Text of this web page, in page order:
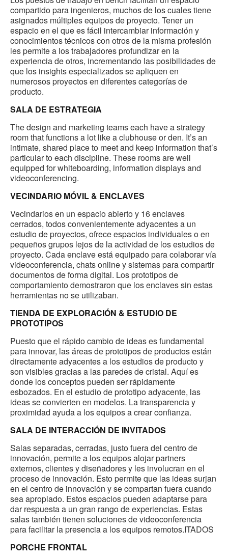
compartido para ingenieros, muchos de los cuales tiene
asignados múltiples equipos de proyecto. Tener un
espacio en el que es fácil intercambiar información y
conocimientos técnicos con otros de la misma profesión
les permite a los trabajadores profundizar en la
experiencia de otros, incrementando las posibilidades de
que los insights especializados se apliquen en
numerosos proyectos en diferentes categorías de
producto.
SALA DE ESTRATEGIA
The design and marketing teams each have a strategy
room that functions a lot like a clubhouse or den. It’s an
intimate, shared place to meet and keep information that’s
particular to each discipline. These rooms are well
equipped for whiteboarding, information displays and
videoconferencing.
VECINDARIO MÓVIL & ENCLAVES
Vecindarios en un espacio abierto y 16 enclaves
cerrados, todos convenientemente adyacentes a un
estudio de proyectos, ofrece espacios individuales o en
pequeños grupos lejos de la actividad de los estudios de
proyecto. Cada enclave está equipado para colaborar vía
videoconferencia, chats online y sistemas para compartir
documentos de forma digital. Los prototipos de
comportamiento demostraron que los enclaves sin estas
herramientas no se utilizaban.
TIENDA DE EXPLORACIÓN & ESTUDIO DE
PROTOTIPOS
Puesto que el rápido cambio de ideas es fundamental
para innovar, las áreas de prototipos de productos están
directamente adyacentes a los estudios de producto y
son visibles gracias a las paredes de cristal. Aquí es
donde los conceptos pueden ser rápidamente
esbozados. En el estudio de prototipo adyacente, las
ideas se convierten en modelos. La transparencia y
proximidad ayuda a los equipos a crear confianza.
SALA DE INTERACCIÓN DE INVITADOS
Salas separadas, cerradas, justo fuera del centro de
innovación, permite a los equipos alojar partners
externos, clientes y diseñadores y les involucran en el
proceso de innovación. Esto permite que las ideas surjan
en el centro de innovación y se compartan fuera cuando
sea apropiado. Estos espacios pueden adaptarse para
dar respuesta a un gran rango de experiencias. Estas
salas también tienen soluciones de videoconferencia
para facilitar la presencia a los equipos remotos.ITADOS
PORCHE FRONTAL